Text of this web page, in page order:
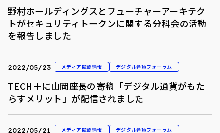
野村ホールディングスとフューチャーアーキテク
トがセキュリティトークンに関する分科会の活動
を報告しました
2022/05/23 メディア掲載情報 デジタル通貨フォーラム
TECH＋に山岡座長の寄稿「デジタル通貨がもた
らすメリット」が配信されました
2022/05/21 メディア掲載情報 デジタル通貨フォーラム